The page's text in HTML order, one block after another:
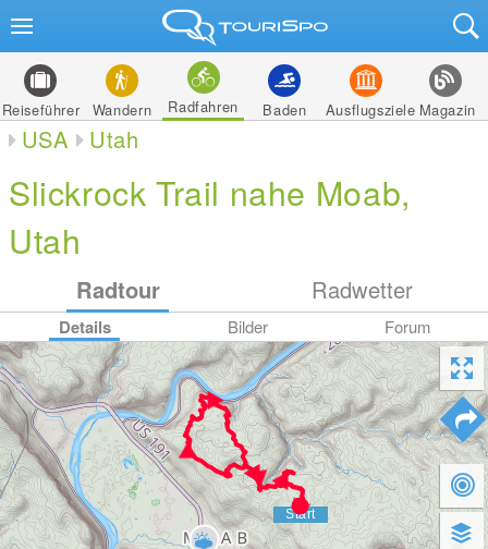
Reiseführer Wandern Radfahren Baden Ausflugsziele Magazin
USA Utah
Slickrock Trail nahe Moab,
Utah
Radtour Radwetter
Details Bilder Forum